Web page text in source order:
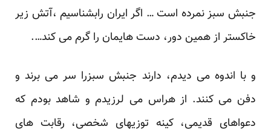
جنبش سبز نمرده است … اگر ایران رابشناسیم ،آتش زیر
خاکستر از همین دور، دست هایمان را گرم می کند….
و با اندوه می دیدم، دارند جنبش سبزرا سر می برند و
دفن می کنند. از هراس می لرزیدم و شاهد بودم که
دعواهای قدیمی، کینه توزیهای شخصی، رقابت های